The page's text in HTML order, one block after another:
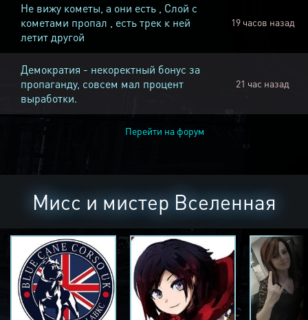
Не вижу кометы, а они есть , Слой с
кометами пропал , есть трек к ней
летит другой
19 часов назад
Демократия - некоректный бонус за
пропаганду, совсем мал процент
выработки.
21 час назад
Перейти на форум
Мисс и мистер Вселенная